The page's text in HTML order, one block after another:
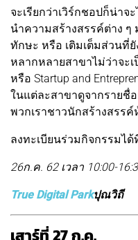
จะเรียกว่าเวิร์กชอปก็น่าจ
นำความสร้างสรรค์ต่าง ๆ
ทักษะ หรือ เติมเต็มส่วนที่
หลากหลายสาขาไม่ว่าจะเ
หรือ Startup and
ในแต่ละสาขาดูจากราย
พวกเราชาวนักสร้างสรร
ลงทะเบียนร่วมกิจกรรมได้
26ก.ค. 62 เวลา 10:00-
True Digital Parkปุณวิถี